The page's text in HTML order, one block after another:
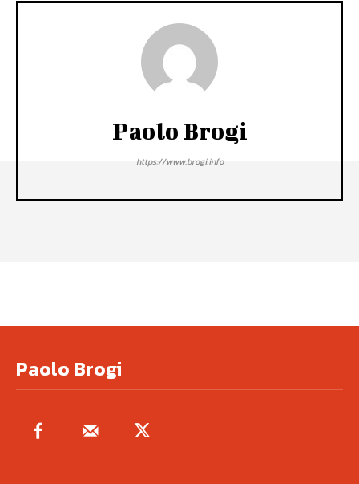
Paolo Brogi
https://www.brogi.info
Paolo Brogi